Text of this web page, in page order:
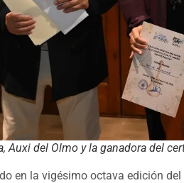
Auxi del Olmo y la ganadora del
en la vigésimo octava edición